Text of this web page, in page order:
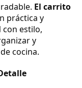
El carrito
práctica y
estilo,
y
cocina.